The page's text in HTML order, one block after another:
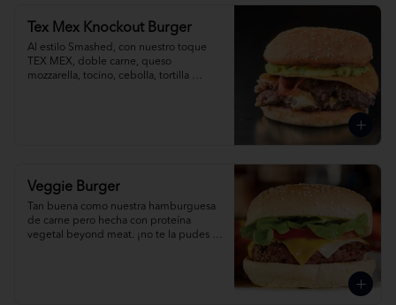
Tex Mex Knockout Burger
Al estilo Smashed, con nuestro toque
TEX MEX, doble carne, queso
mozzarella, tocino, cebolla, tortilla
Veggie Burger
Tan buena como nuestra hamburguesa
de carne pero hecha con proteína
vegetal beyond meat. ¡no te la pudes